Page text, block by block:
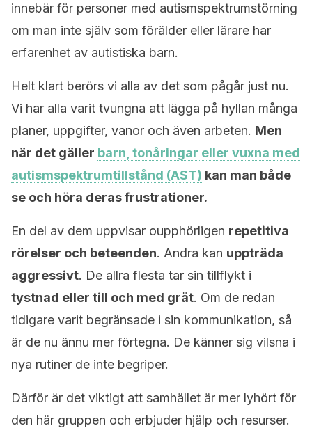
innebär för personer med autismspektrumstörning
om man inte själv som förälder eller lärare har
erfarenhet av autistiska barn.
Helt klart berörs vi alla av det som pågår just nu.
Vi har alla varit tvungna att lägga på hyllan många
planer, uppgifter, vanor och även arbeten. Men
när det gäller barn, tonåringar eller vuxna med
autismspektrumtillstånd (AST) kan man både
se och höra deras frustrationer.
En del av dem uppvisar oupphörligen repetitiva
rörelser och beteenden. Andra kan uppträda
aggressivt. De allra flesta tar sin tillflykt i
tystnad eller till och med gråt. Om de redan
tidigare varit begränsade i sin kommunikation, så
är de nu ännu mer förtegna. De känner sig vilsna i
nya rutiner de inte begriper.
Därför är det viktigt att samhället är mer lyhört för
den här gruppen och erbjuder hjälp och resurser.